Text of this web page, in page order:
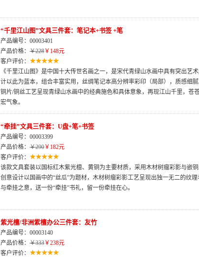
“千里江山图”文具三件套：笔记本+书签 +笔
产品编号：00003401
产品价格： ￥228￥148元
客户评价：
《千里江山图》是中国十大传世名画之一，是宋代青绿山水画中具有突出艺
计以此为蓝本，组合丰富实用，丝绸笔记本高分辨率彩印（局部），质感细
铜片/铜丝工艺呈现青绿山水画中的经典施色和具体意象，再现江山千里，苍
宏气象。
“牵挂”文具三件套：U盘+笔+书签
产品编号：00003399
产品价格： ￥290￥182元
客户评价：
该款文具套装以国标红木紫光檀、黄铜为主要材质，采用木材树瘤彩影与嵌铜
创意设计以国画中的“丝瓜”为题材，木材树瘤彩影工艺呈现出独一无二的纹
与牵挂之意，送一份“牵挂”书礼，留一份牵挂在心。
紫光檀/非洲紫檀办公三件套：友竹
产品编号：00003140
产品价格： ￥333￥238元
客户评价：